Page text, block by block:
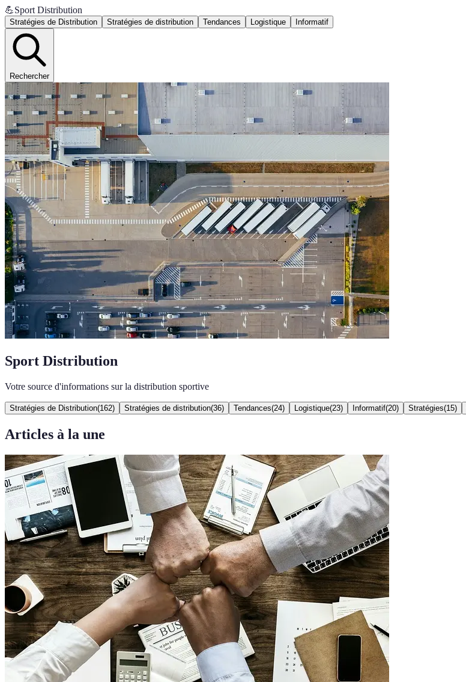
💪Sport Distribution
Stratégies de Distribution Stratégies de distribution Tendances Logistique Informatif
Rechercher
Sport Distribution
Votre source d'informations sur la distribution sportive
Stratégies de Distribution(162) Stratégies de distribution(36) Tendances(24) Logistique(23) Informatif(20) Stratégies(15)
Articles à la une